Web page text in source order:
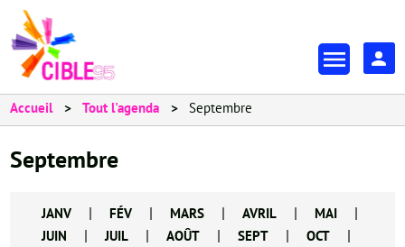
En-
tête
Accueil Tout l'agenda Septembre
Septembre
JANV | FÉV | MARS | AVRIL | MAI |
JUIN | JUIL | AOÛT | SEPT | OCT |